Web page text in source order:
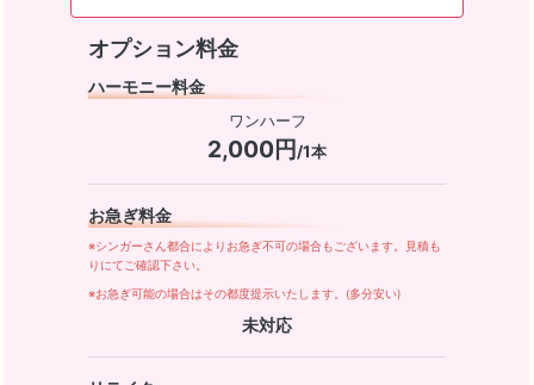
オプション料金
ハーモニー料金
ワンハーフ
2,000円/1本
お急ぎ料金
※シンガーさん都合によりお急ぎ不可の場合もございます。見積も
りにてご確認下さい。
※お急ぎ可能の場合はその都度提示いたします。(多分安い)
未対応